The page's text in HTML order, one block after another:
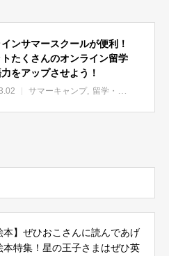
ンサマースクールが便利！
たくさんのオンライン留学
をアップさせよう！
サマーキャンプ 留学・ホームステイ
本】ぜひおこさんに読んであげ
本特集！星の王子さまはぜひ英